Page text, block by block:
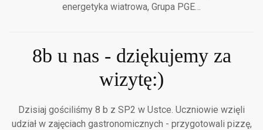
energetyka wiatrowa, Grupa PGE…
8b u nas - dziękujemy za
wizytę:)
Dzisiaj gościliśmy 8 b z SP2 w Ustce. Uczniowie wzięli
udział w zajęciach gastronomicznych - przygotowali pizzę,